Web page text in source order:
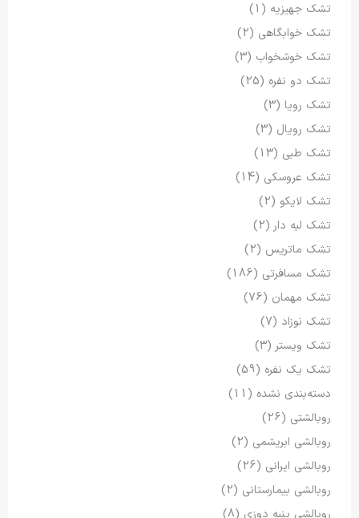
تشک جهیزیه (1)
تشک خوابگاهی (2)
تشک خوشخواب (3)
تشک دو نفره (25)
تشک رویا (3)
تشک رویال (3)
تشک طبی (13)
تشک عروسکی (14)
تشک لایکو (2)
تشک لبه دار(2)
تشک ماتریس (2)
تشک مسافرتی (186)
تشک مهمان (76)
تشک نوزاد (7)
تشک ویستر(3)
تشک یک نفره (59)
دسته‌بندی نشده (11)
روبالشتی (26)
روبالشی ابریشمی (2)
روبالشی ایرانی (26)
روبالشی بیمارستانی (2)